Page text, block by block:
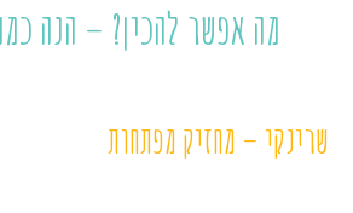
מה אפשר להכין? – הנה
שרינקי – מחזיק מפתחות